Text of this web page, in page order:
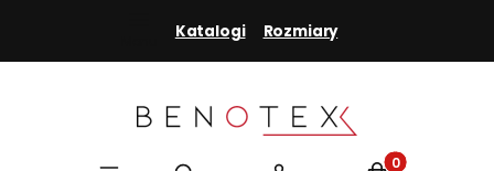
Katalogi Rozmiary